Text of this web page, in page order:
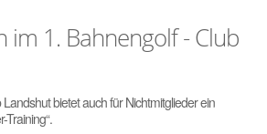
im 1. Bahnengolf - Club
bietet auch für Nichtmitglieder ein
Training“.